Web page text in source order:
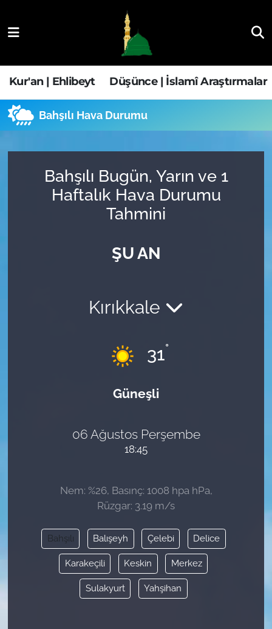
Kur'an | Ehlibeyt Düşünce | İslamî Araştırmalar
Bahşılı Hava Durumu
Bahşılı Bugün, Yarın ve 1
Haftalık Hava Durumu
Tahmini
ŞU AN
Kırıkkale
31°
Güneşli
06 Ağustos Perşembe
18:45
Nem: %26, Basınç: 1008 hpa hPa,
Rüzgar: 3.19 m/s
Bahşılı Balışeyh Çelebi Delice
Karakeçili Keskin Merkez
Sulakyurt Yahşihan
Düşünce | İslamî Araştırmalar
Ehla-Der Haber
Fıkıh | Ahkam
Hava Durumu
Trafik Durumu
Tüm Manşetler
Son Dakika Haberleri